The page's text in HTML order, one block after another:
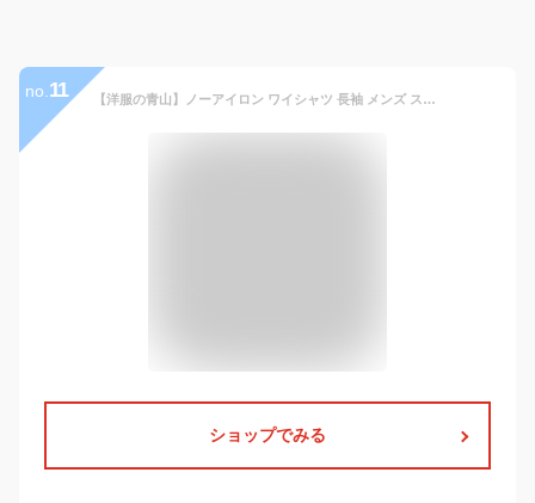
no. 11 【洋服の青山】ノーアイロン ワイシャツ 長袖 メンズ スリム 盛夏用 ブルー ストライプ ボタンダウン 形態安定 シワになりにくい ストレッチ 涼しい すぐ乾く UVカット 紫外線対策 吸汗速乾 高通気性 クールビズ ビジネス ビジカジ Yシャツ NON IRONTECH 秒乾 すごシャツ
ショップでみる